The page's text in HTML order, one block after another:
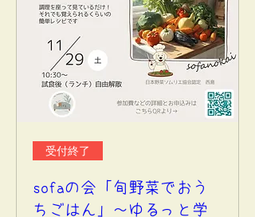
受付終了
sofaの会「旬野菜でおう
ちごはん」～ゆるっと学